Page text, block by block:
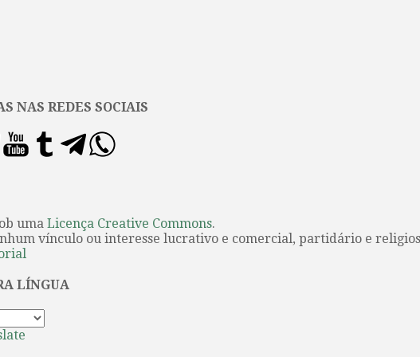
NAS REDES SOCIAIS
uma Licença Creative Commons.
vínculo ou interesse lucrativo e comercial, partidário e
LÍNGUA